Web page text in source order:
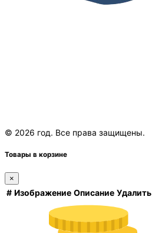
© 2026 год. Все права защищены.
Товары в корзине
×
# Изображение Описание